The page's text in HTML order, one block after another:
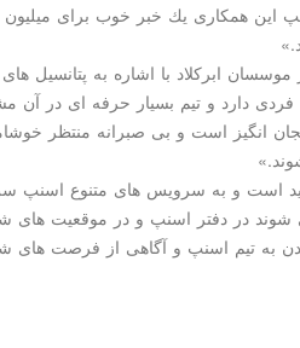
این همكاری یك خبر خوب برای میلیون
ابركلاد با اشاره به پتانسیل
دارد و تیم بسیار حرفه ای در آن
انگیز است و بی صبرانه منتظر
است و به سرویس های متنوع اسنپ
شوند در دفتر اسنپ و در موقعیت های
به تیم اسنپ و آگاهی از فرصت های